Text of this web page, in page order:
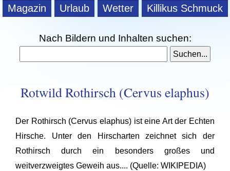
Magazin Urlaub Wetter Killikus Schmuck
Nach Bildern und Inhalten suchen:
Rotwild Rothirsch (Cervus elaphus)
Der Rothirsch (Cervus elaphus) ist eine Art der Echten
Hirsche. Unter den Hirscharten zeichnet sich der
Rothirsch durch ein besonders großes und
weitverzweigtes Geweih aus.... (Quelle: WIKIPEDIA)